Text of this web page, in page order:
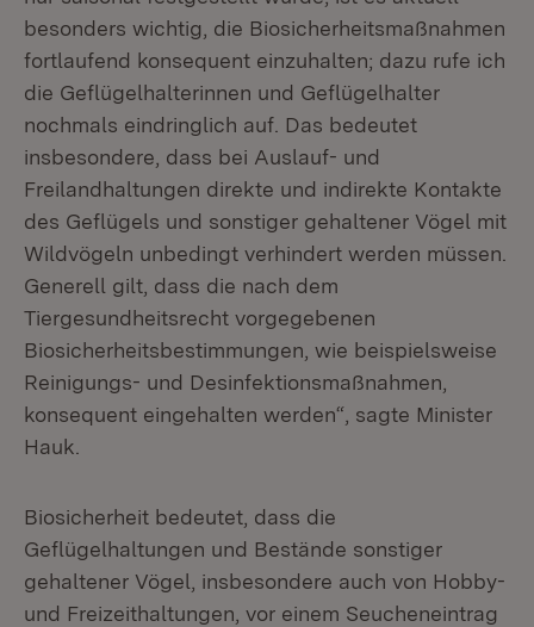
besonders wichtig, die Biosicherheitsmaßnahmen
fortlaufend konsequent einzuhalten; dazu rufe ich
die Geflügelhalterinnen und Geflügelhalter
nochmals eindringlich auf. Das bedeutet
insbesondere, dass bei Auslauf- und
Freilandhaltungen direkte und indirekte Kontakte
des Geflügels und sonstiger gehaltener Vögel mit
Wildvögeln unbedingt verhindert werden müssen.
Generell gilt, dass die nach dem
Tiergesundheitsrecht vorgegebenen
Biosicherheitsbestimmungen, wie beispielsweise
Reinigungs- und Desinfektionsmaßnahmen,
konsequent eingehalten werden“, sagte Minister
Hauk.
Biosicherheit bedeutet, dass die
Geflügelhaltungen und Bestände sonstiger
gehaltener Vögel, insbesondere auch von Hobby-
und Freizeithaltungen, vor einem Seucheneintrag